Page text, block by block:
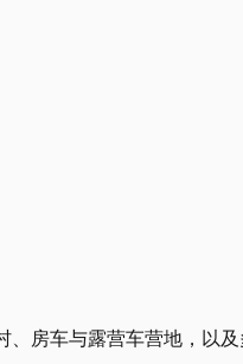
房车与露营车营地，